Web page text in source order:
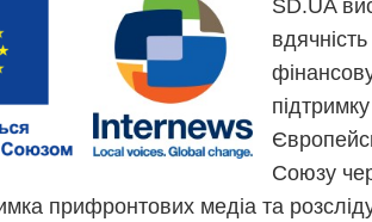
SD.UA
підтримку
Союзу
прифронтових медіа та